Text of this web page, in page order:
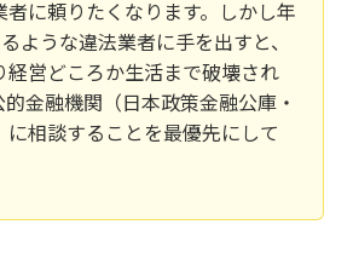
者に頼りたくなります。しかし年
ような違法業者に手を出すと、
経営どころか生活まで破壊され
金融機関（日本政策金融公庫・
相談することを最優先にして